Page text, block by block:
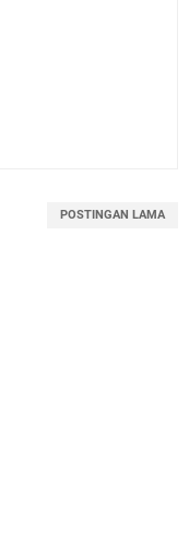
POSTINGAN LAMA